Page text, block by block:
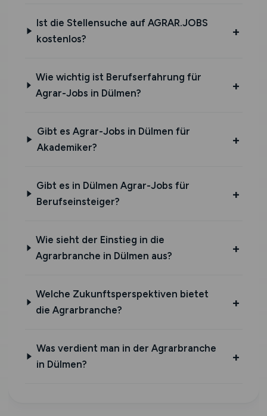
Ist die Stellensuche auf AGRAR.JOBS
kostenlos?
Wie wichtig ist Berufserfahrung für
Agrar-Jobs in Dülmen?
Gibt es Agrar-Jobs in Dülmen für
Akademiker?
Gibt es in Dülmen Agrar-Jobs für
Berufseinsteiger?
Wie sieht der Einstieg in die
Agrarbranche in Dülmen aus?
Welche Zukunftsperspektiven bietet
die Agrarbranche?
Was verdient man in der Agrarbranche
in Dülmen?